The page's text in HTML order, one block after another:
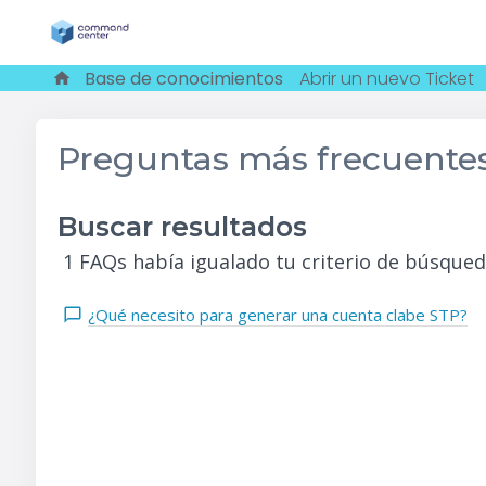
Base de conocimientos Abrir un nuevo Ticket
Preguntas más
Buscar resultados
1 FAQs había igualado tu criterio de
¿Qué necesito para generar una cuenta clabe STP?